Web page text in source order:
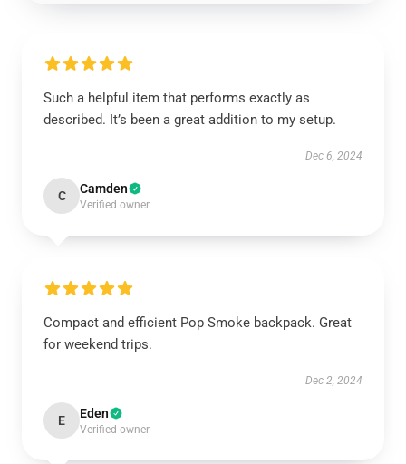
Such a helpful item that performs exactly as
described. It’s been a great addition to my setup.
Dec 6, 2024
C Camden
Verified owner
Compact and efficient Pop Smoke backpack. Great
for weekend trips.
Dec 2, 2024
E Eden
Verified owner